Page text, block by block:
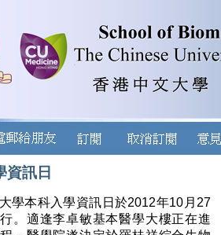
資訊日
學本科入學資訊日於2012年10月27
。適逢李卓敏基本醫學大樓正在進